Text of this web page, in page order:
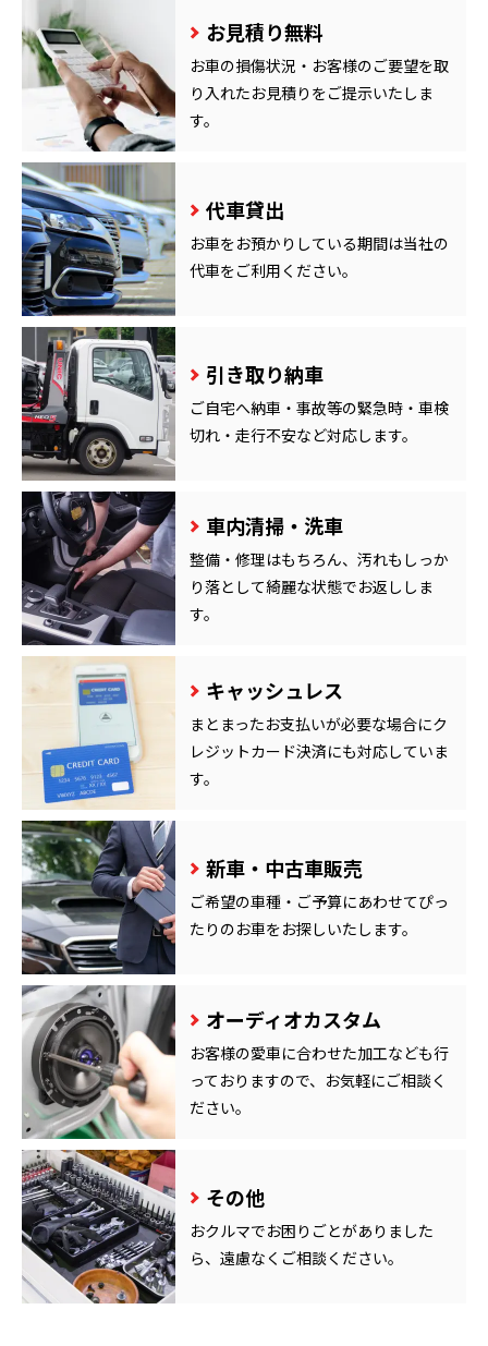
お見積り無料
お車の損傷状況・お客様のご要望を取
り入れたお見積りをご提示いたしま
す。
代車貸出
お車をお預かりしている期間は当社の
代車をご利用ください。
引き取り納車
ご自宅へ納車・事故等の緊急時・車検
切れ・走行不安など対応します。
車内清掃・洗車
整備・修理はもちろん、汚れもしっか
り落として綺麗な状態でお返ししま
す。
キャッシュレス
まとまったお支払いが必要な場合にク
レジットカード決済にも対応していま
す。
新車・中古車販売
ご希望の車種・ご予算にあわせてぴっ
たりのお車をお探しいたします。
オーディオカスタム
お客様の愛車に合わせた加工なども行
っておりますので、お気軽にご相談く
ださい。
その他
おクルマでお困りごとがありました
ら、遠慮なくご相談ください。